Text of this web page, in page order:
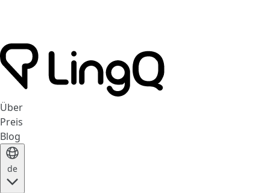
Über
Preis
Blog
de